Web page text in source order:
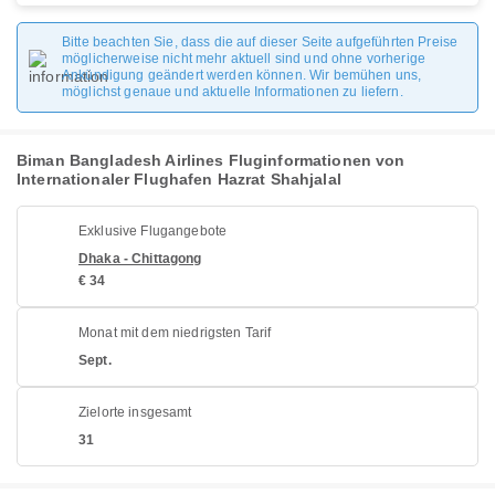
Bitte beachten Sie, dass die auf dieser Seite aufgeführten Preise
möglicherweise nicht mehr aktuell sind und ohne vorherige
Ankündigung geändert werden können. Wir bemühen uns,
möglichst genaue und aktuelle Informationen zu liefern.
Biman Bangladesh Airlines Fluginformationen von
Internationaler Flughafen Hazrat Shahjalal
Exklusive Flugangebote
Dhaka - Chittagong
€ 34
Monat mit dem niedrigsten Tarif
Sept.
Zielorte insgesamt
31